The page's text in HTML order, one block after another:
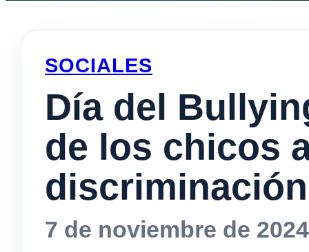
SOCIALES
Día del
de los chicos
7 de noviembre de 2024